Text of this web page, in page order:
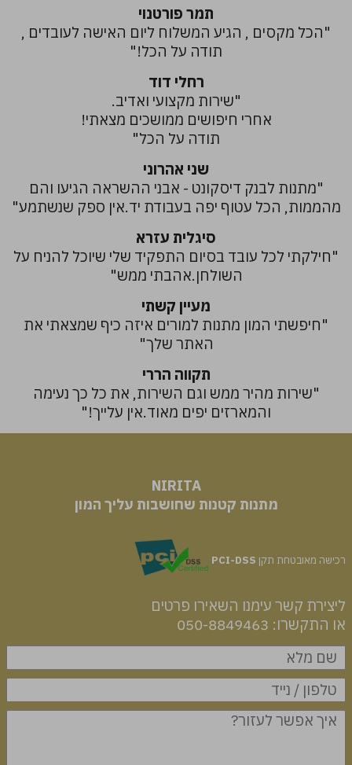
תמר פורטנוי
"הכל מקסים , הגיע המשלוח ליום האישה לעובדים ,
תודה על הכל!"
רחלי דוד
"שירות מקצועי ואדיב.
אחרי חיפושים ממושכים מצאתי!
תודה על הכל"
שני אהרוני
"מתנות לבנק דיסקונט - אבני ההשראה הגיעו והם
מהממות, הכל עטוף יפה בעבודת יד.אין ספק שנשתמע"
סיגלית עזרא
"חילקתי לכל עובד בסיום התפקיד שלי שיוכל להניח על
השולחן.אהבתי ממש"
מעיין קשתי
"חיפשתי המון מתנות למורים איזה כיף שמצאתי את
האתר שלך"
תקווה הררי
"שירות מהיר ממש וגם השירות, את כל כך נעימה
והמארזים יפים מאוד.אין עלייך!"
NIRITA
​​​​​​​מתנות קטנות שחושבות עליך המון
רכישה מאובטחת תקן PCI-DSS
ליצירת קשר עימנו השאירו פרטים
או התקשרו: 050-8849463